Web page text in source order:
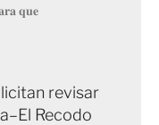
𝐪𝐮𝐞
revisar
Recodo